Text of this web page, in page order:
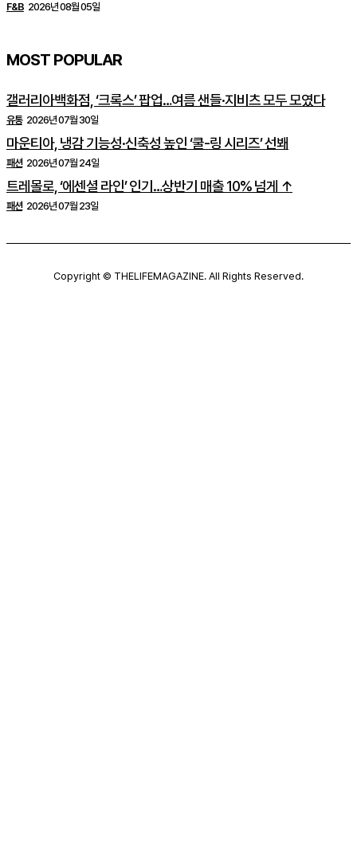
F&B 2026년 08월 05일
MOST POPULAR
갤러리아백화점, ‘크록스’ 팝업…여름 샌들·지비츠 모두 모였다
유통 2026년 07월 30일
마운티아, 냉감 기능성·신축성 높인 ‘쿨-링 시리즈’ 선봬
패션 2026년 07월 24일
트레몰로, ‘에센셜 라인’ 인기…상반기 매출 10% 넘게 ↑
패션 2026년 07월 23일
Copyright © THELIFEMAGAZINE. All Rights Reserved.